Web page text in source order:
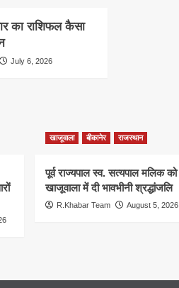
का राशिफल कैसा
July 6, 2026
खाजूवाला बीकानेर राजस्थान
पूर्व राज्यपाल स्व. सत्यपाल मलिक को
खाजूवाला में दी भावभीनी श्रद्धांजलि
R.Khabar Team August 5, 2026